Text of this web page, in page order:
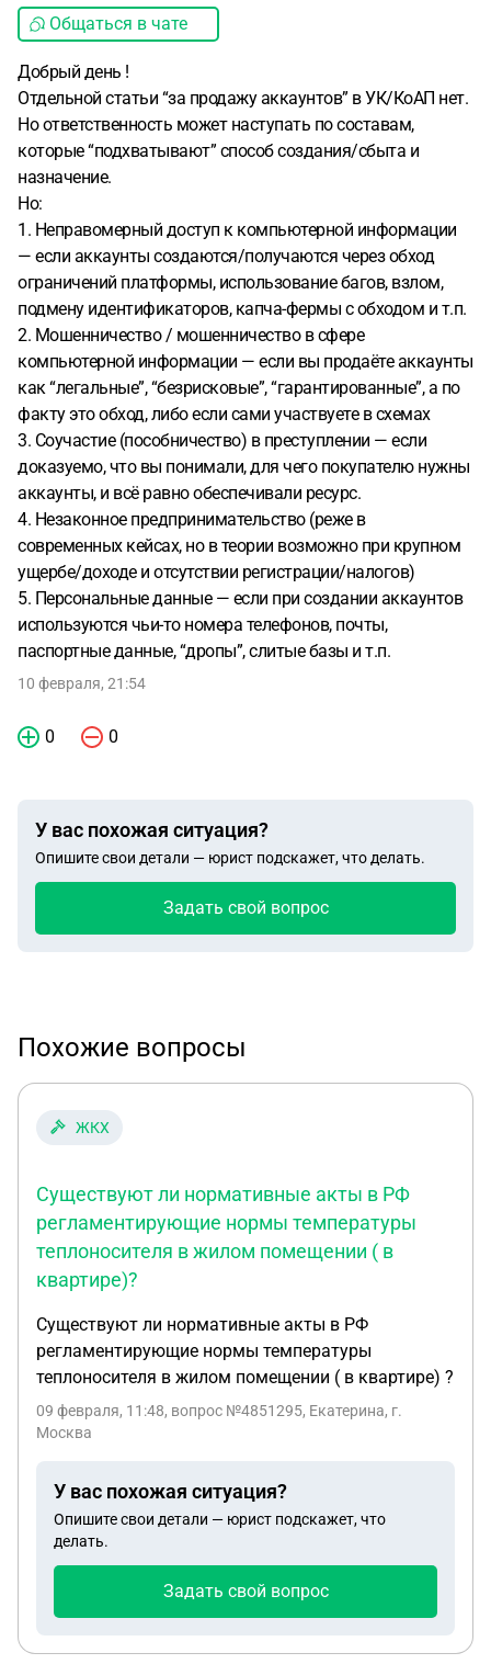
подобных ситуациях;• какие факторы (объёмы,
системность, осведомлённость, формулировки) могут
повышать или снижать юридические риски.
Общаться в чате
Добрый день !
Отдельной статьи “за продажу аккаунтов” в УК/КоАП нет.
Но ответственность может наступать по составам,
которые “подхватывают” способ создания/сбыта и
назначение.
Но:
1. Неправомерный доступ к компьютерной информации
— если аккаунты создаются/получаются через обход
ограничений платформы, использование багов, взлом,
подмену идентификаторов, капча-фермы с обходом и т.п.
2. Мошенничество / мошенничество в сфере
компьютерной информации — если вы продаёте аккаунты
как “легальные”, “безрисковые”, “гарантированные”, а по
факту это обход, либо если сами участвуете в схемах
3. Соучастие (пособничество) в преступлении — если
доказуемо, что вы понимали, для чего покупателю нужны
аккаунты, и всё равно обеспечивали ресурс.
4. Незаконное предпринимательство (реже в
современных кейсах, но в теории возможно при крупном
ущербе/доходе и отсутствии регистрации/налогов)
5. Персональные данные — если при создании аккаунтов
используются чьи-то номера телефонов, почты,
паспортные данные, “дропы”, слитые базы и т.п.
10 февраля, 21:54
0 0
У вас похожая ситуация?
Опишите свои детали — юрист подскажет, что делать.
Задать свой вопрос
Похожие вопросы
ЖКХ
Существуют ли нормативные акты в РФ
регламентирующие нормы температуры
теплоносителя в жилом помещении ( в
квартире)?
Существуют ли нормативные акты в РФ
регламентирующие нормы температуры
теплоносителя в жилом помещении ( в квартире) ?
09 февраля, 11:48, вопрос №4851295, Екатерина, г.
Москва
У вас похожая ситуация?
Опишите свои детали — юрист подскажет, что
делать.
Задать свой вопрос